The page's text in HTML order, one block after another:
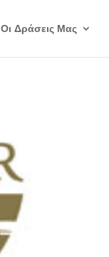
Οι Δράσεις Μας